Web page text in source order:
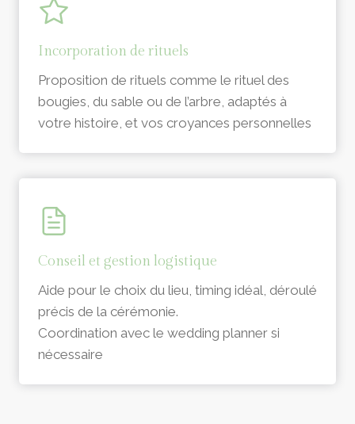
Incorporation de rituels
Proposition de rituels comme le rituel des
bougies, du sable ou de l’arbre, adaptés à
votre histoire, et vos croyances personnelles
Conseil et gestion logistique
Aide pour le choix du lieu, timing idéal, déroulé
précis de la cérémonie.
Coordination avec le wedding planner si
nécessaire